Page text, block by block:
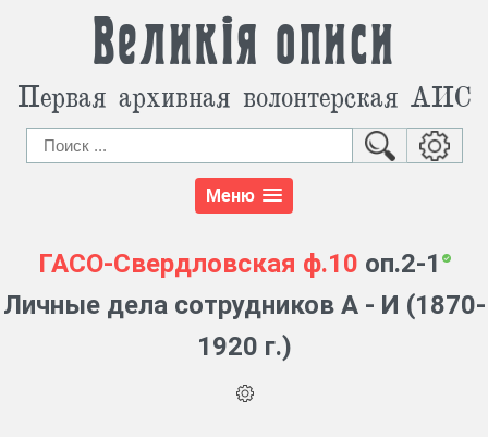
Великія описи
Первая архивная волонтерская АИС
Меню
ГАСО-Свердловская ф.10 оп.2-1
Личные дела сотрудников А - И (1870-
1920 г.)